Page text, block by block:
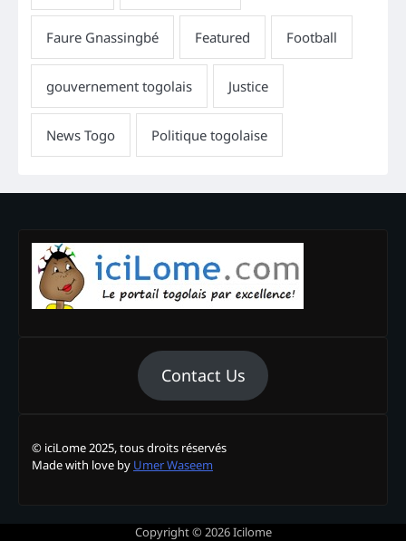
Contact Us
© iciLome 2025, tous droits réservés
Made with love by Umer Waseem
Copyright © 2026Icilome